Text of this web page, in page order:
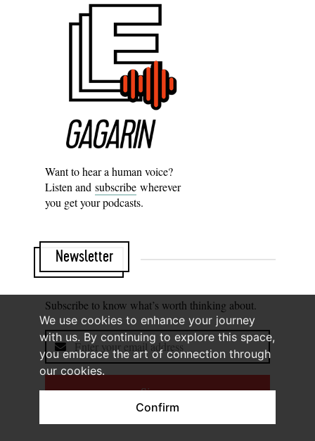
We use cookies to enhance your journey
with us. By continuing to explore this space,
you embrace the art of connection through
our cookies.
Confirm
Want to hear a human voice?
Listen and subscribe wherever
you get your podcasts.
Newsletter
Subscribe to know what’s worth thinking about.
Sign up